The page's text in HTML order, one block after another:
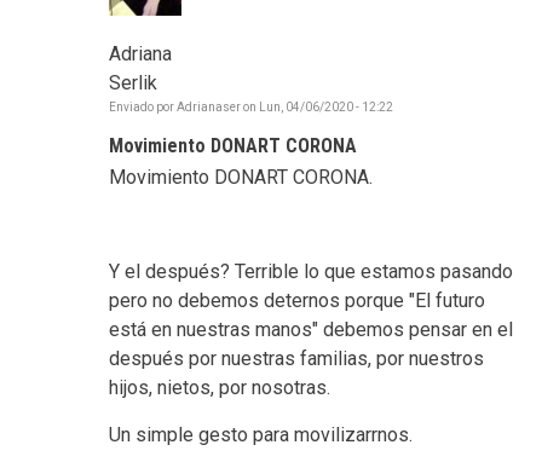
Adriana
Serlik
Enviado porAdrianaseron Lun, 04/06/2020 - 12:22
Movimiento DONART CORONA
Movimiento DONART CORONA.
Y el después? Terrible lo que estamos pasando
pero no debemos deternos porque "El futuro
está en nuestras manos" debemos pensar en el
después por nuestras familias, por nuestros
hijos, nietos, por nosotras.
Un simple gesto para movilizarrnos.